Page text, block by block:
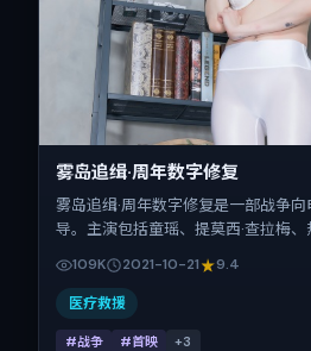
雾岛追缉·周年数字修复
雾岛追缉·周年数字修复是一部战争
导。主演包括童瑶、提莫西·查拉梅、
观众见面，首映日期 2021-10-21，正
109K 2021-10-21 9.4
医疗救援
#战争 #首映 +3